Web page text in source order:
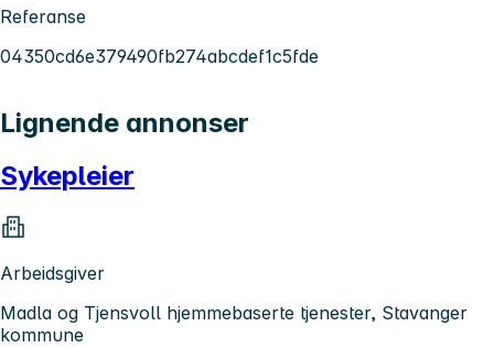
Referanse
04350cd6e379490fb274abcdef1c5fde
Lignende annonser
Sykepleier
Arbeidsgiver
Madla og Tjensvoll hjemmebaserte tjenester, Stavanger
kommune